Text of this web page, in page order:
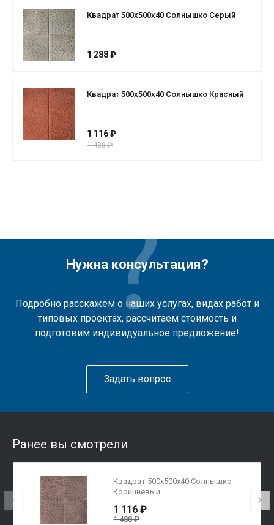
Квадрат 500х500х40 Солнышко Серый
1 288 ₽
Квадрат 500х500х40 Солнышко Красный
1 116 ₽
1 488 ₽
Нужна консультация?
Подробно расскажем о наших услугах, видах работ и
типовых проектах, рассчитаем стоимость и
подготовим индивидуальное предложение!
Задать вопрос
Ранее вы смотрели
Квадрат 500х500х40 Солнышко
Коричневый
1 116 ₽
1 488 ₽